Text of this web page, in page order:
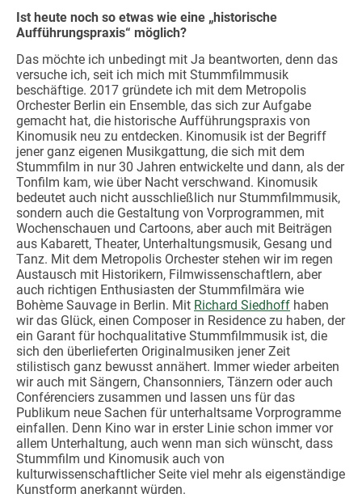
Ist heute noch so etwas wie eine „historische
Aufführungspraxis“ möglich?
Das möchte ich unbedingt mit Ja beantworten, denn das
versuche ich, seit ich mich mit Stummfilmmusik
beschäftige. 2017 gründete ich mit dem Metropolis
Orchester Berlin ein Ensemble, das sich zur Aufgabe
gemacht hat, die historische Aufführungspraxis von
Kinomusik neu zu entdecken. Kinomusik ist der Begriff
jener ganz eigenen Musikgattung, die sich mit dem
Stummfilm in nur 30 Jahren entwickelte und dann, als der
Tonfilm kam, wie über Nacht verschwand. Kinomusik
bedeutet auch nicht ausschließlich nur Stummfilmmusik,
sondern auch die Gestaltung von Vorprogrammen, mit
Wochenschauen und Cartoons, aber auch mit Beiträgen
aus Kabarett, Theater, Unterhaltungsmusik, Gesang und
Tanz. Mit dem Metropolis Orchester stehen wir im regen
Austausch mit Historikern, Filmwissenschaftlern, aber
auch richtigen Enthusiasten der Stummfilmära wie
Bohème Sauvage in Berlin. Mit Richard Siedhoff haben
wir das Glück, einen Composer in Residence zu haben, der
ein Garant für hochqualitative Stummfilmmusik ist, die
sich den überlieferten Originalmusiken jener Zeit
stilistisch ganz bewusst annähert. Immer wieder arbeiten
wir auch mit Sängern, Chansonniers, Tänzern oder auch
Conférenciers zusammen und lassen uns für das
Publikum neue Sachen für unterhaltsame Vorprogramme
einfallen. Denn Kino war in erster Linie schon immer vor
allem Unterhaltung, auch wenn man sich wünscht, dass
Stummfilm und Kinomusik auch von
kulturwissenschaftlicher Seite viel mehr als eigenständige
Kunstform anerkannt würden.